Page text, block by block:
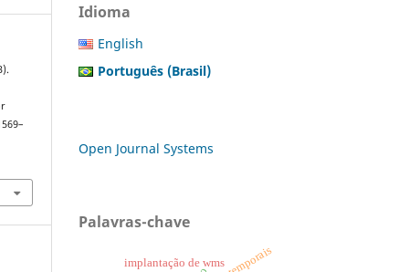
Idioma
English
Português (Brasil)
Open Journal Systems
Palavras-chave
implantação de wms